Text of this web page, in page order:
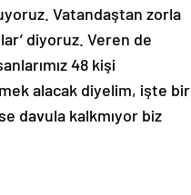
Vatandaştan zorla
diyoruz. Veren de
48 kişi
alacak diyelim, işte bir
davula kalkmıyor biz